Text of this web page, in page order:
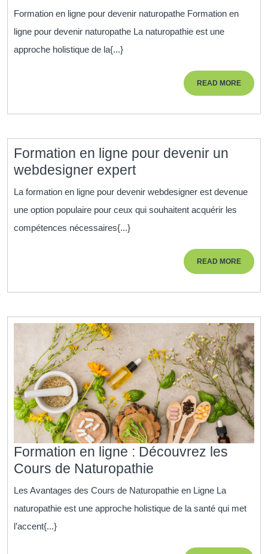
devenir
holistique
de
la
santé
Formation en ligne pour devenir naturopathe Formation en
ligne pour devenir naturopathe La naturopathie est une
approche holistique de la{...}
READ MOREREAD
MORE
Formation en ligne pour devenir un
webdesigner expertFormation
en
ligne
pour
webdesigner
La formation en ligne pour devenir webdesigner est devenue
une option populaire pour ceux qui souhaitent acquérir les
compétences nécessaires{...}
READ MOREREAD
MORE
Formation en ligne : Découvrez les
Cours de Naturopathie
en
ligne
Les Avantages des Cours de Naturopathie en Ligne La
naturopathie est une approche holistique de la santé qui met
l’accent{...}